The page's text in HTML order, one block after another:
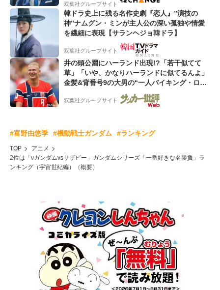
双葉社グループサイト
韓ドラ史上に残る名作史劇『恋人』”演技の
神”ナムグン・ミンが主人公の深い孤独や情愛
を繊細に表現【サランヘジョ韓ドラ】
双葉社グループサイト
井の頭公園にハーランド出現!?「若干似てて
草」「いや、かなりハーランドに似てるんよ」
金髪&背番号9の大男の“一人バイキング・ロ
ー”映像が話題!「元気をもらった」
双葉社グループサイト
#富野由悠季 #機動戦士ガンダム #ランキング
TOP
アニメ
2位は「νガンダムvsサザビー」ガンダムシリーズ「一番好きな名勝負」ラ
ンキング（宇宙世紀編）（概要）